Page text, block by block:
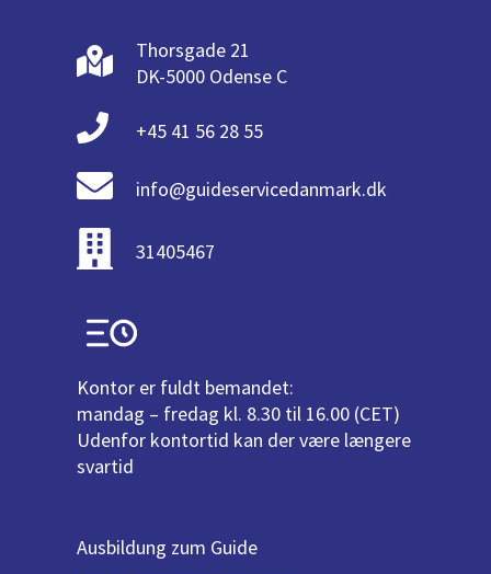
Thorsgade 21
DK-5000 Odense C
+45 41 56 28 55
info@guideservicedanmark.dk
31405467
Kontor er fuldt bemandet:
mandag – fredag kl. 8.30 til 16.00 (CET)
Udenfor kontortid kan der være længere
svartid
Ausbildung zum Guide